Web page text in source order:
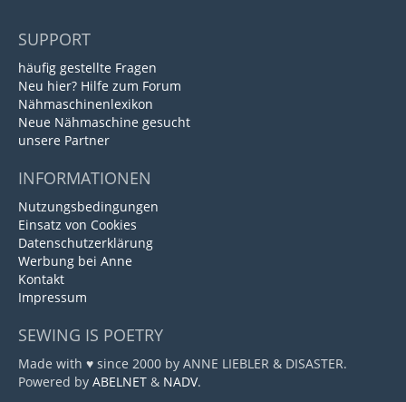
SUPPORT
häufig gestellte Fragen
Neu hier? Hilfe zum Forum
Nähmaschinenlexikon
Neue Nähmaschine gesucht
unsere Partner
INFORMATIONEN
Nutzungsbedingungen
Einsatz von Cookies
Datenschutzerklärung
Werbung bei Anne
Kontakt
Impressum
SEWING IS POETRY
Made with ♥ since 2000 by ANNE LIEBLER & DISASTER.
Powered by ABELNET & NADV.